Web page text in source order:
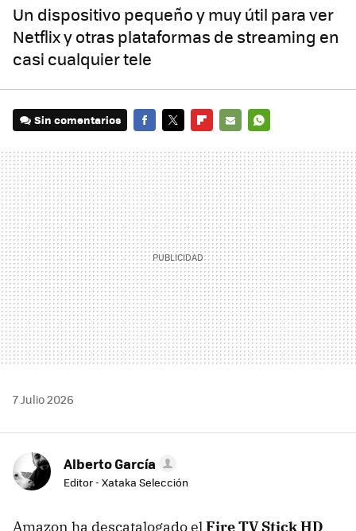
Un dispositivo pequeño y muy útil para ver
Netflix y otras plataformas de streaming en
casi cualquier tele
Sin comentarios
MAIL
7 Julio 2026
Alberto García
Editor - Xataka Selección
Amazon ha descatalogado elFire TV Stick HD